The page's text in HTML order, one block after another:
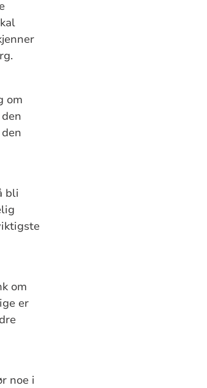
om
bli
om
er
noe i